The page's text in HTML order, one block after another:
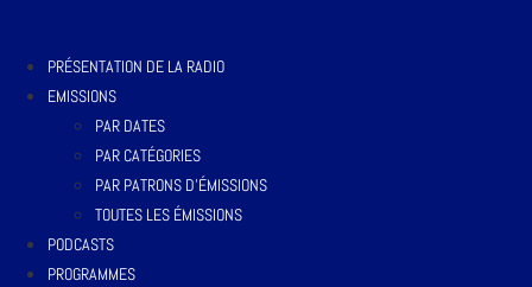
PRÉSENTATION DE LA RADIO
EMISSIONS
PAR DATES
PAR CATÉGORIES
PAR PATRONS D’ÉMISSIONS
TOUTES LES ÉMISSIONS
PODCASTS
PROGRAMMES